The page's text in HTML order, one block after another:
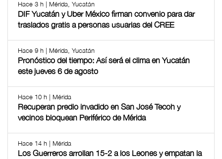
Hace 3 h | Mérida, Yucatán
DIF Yucatán y Uber México firman convenio para dar
traslados gratis a personas usuarias del CREE
Hace 9 h | Mérida, Yucatán
Pronóstico del tiempo: Así será el clima en Yucatán
este jueves 6 de agosto
Hace 10 h | Mérida
Recuperan predio invadido en San José Tecoh y
vecinos bloquean Periférico de Mérida
Hace 14 h | Mérida
Los Guerreros arrollan 15-2 a los Leones y empatan la